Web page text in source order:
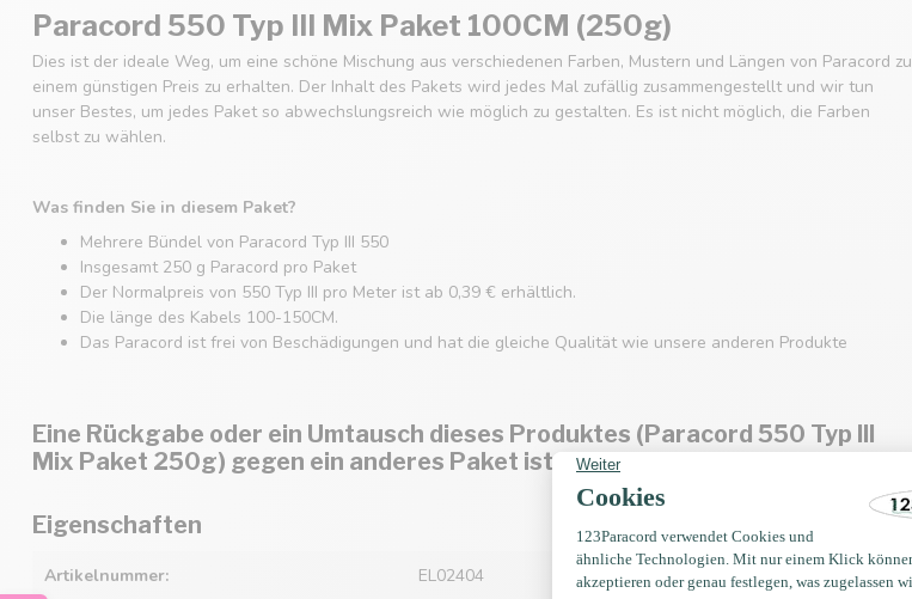
Paracord 550 Typ III Mix Paket 100CM (250g)
Dies ist der ideale Weg, um eine schöne Mischung aus verschiedenen Farben, Mustern und Längen von Paracord zu
einem günstigen Preis zu erhalten. Der Inhalt des Pakets wird jedes Mal zufällig zusammengestellt und wir tun
unser Bestes, um jedes Paket so abwechslungsreich wie möglich zu gestalten. Es ist nicht möglich, die Farben
selbst zu wählen.
Was finden Sie in diesem Paket?
Mehrere Bündel von Paracord Typ III 550
Insgesamt 250 g Paracord pro Paket
Der Normalpreis von 550 Typ III pro Meter ist ab 0,39 € erhältlich.
Die länge des Kabels 100-150CM.
Das Paracord ist frei von Beschädigungen und hat die gleiche Qualität wie unsere anderen Produkte
Eine Rückgabe oder ein Umtausch dieses Produktes (Paracord 550 Typ III
Mix Paket 250g) gegen ein anderes Paket ist nicht möglich.
Eigenschaften
Artikelnummer: EL02404